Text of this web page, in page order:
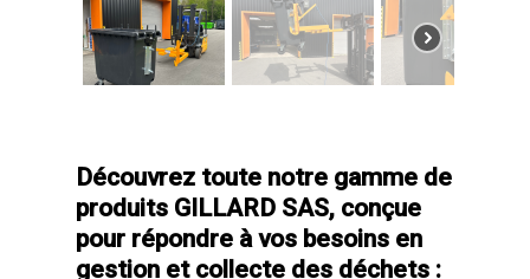
Découvrez toute notre gamme de
produits GILLARD SAS, conçue
pour répondre à vos besoins en
gestion et collecte des déchets :